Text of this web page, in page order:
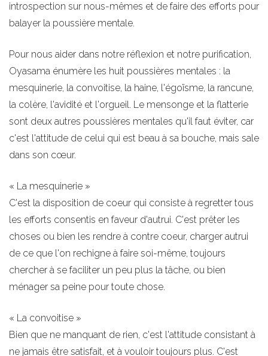
introspection sur nous-mêmes et de faire des efforts pour
balayer la poussière mentale.
Pour nous aider dans notre réflexion et notre purification,
Oyasama énumère les huit poussières mentales : la
mesquinerie, la convoitise, la haine, l'égoïsme, la rancune,
la colère, l'avidité et l'orgueil. Le mensonge et la flatterie
sont deux autres poussières mentales qu'il faut éviter, car
c'est l'attitude de celui qui est beau à sa bouche, mais sale
dans son cœur.
« La mesquinerie »
C'est la disposition de coeur qui consiste à regretter tous
les efforts consentis en faveur d'autrui. C'est prêter les
choses ou bien les rendre à contre coeur, charger autrui
de ce que l'on rechigne à faire soi-même, toujours
chercher à se faciliter un peu plus la tâche, ou bien
ménager sa peine pour toute chose.
« La convoitise »
Bien que ne manquant de rien, c'est l'attitude consistant à
ne jamais être satisfait, et à vouloir toujours plus. C'est